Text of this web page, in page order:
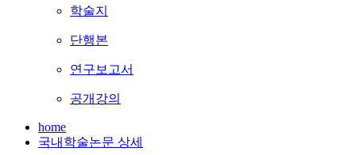
학술지
단행본
연구보고서
공개강의
home
국내학술논문 상세